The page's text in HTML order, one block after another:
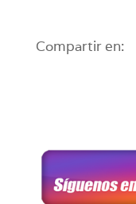
Compartir en: